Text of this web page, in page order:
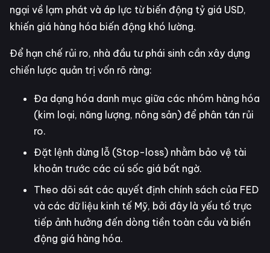
ngại về lạm phát và áp lực từ biến động tỷ giá USD,
khiến giá hàng hóa biến động khó lường.
Để hạn chế rủi ro, nhà đầu tư phái sinh cần xây dựng
chiến lược quản trị vốn rõ ràng:
Đa dạng hóa danh mục giữa các nhóm hàng hóa
(kim loại, năng lượng, nông sản) để phân tán rủi
ro.
Đặt lệnh dừng lỗ (Stop-loss) nhằm bảo vệ tài
khoản trước các cú sốc giá bất ngờ.
Theo dõi sát các quyết định chính sách của FED
và các dữ liệu kinh tế Mỹ, bởi đây là yếu tố trực
tiếp ảnh hưởng đến dòng tiền toàn cầu và biến
động giá hàng hóa.